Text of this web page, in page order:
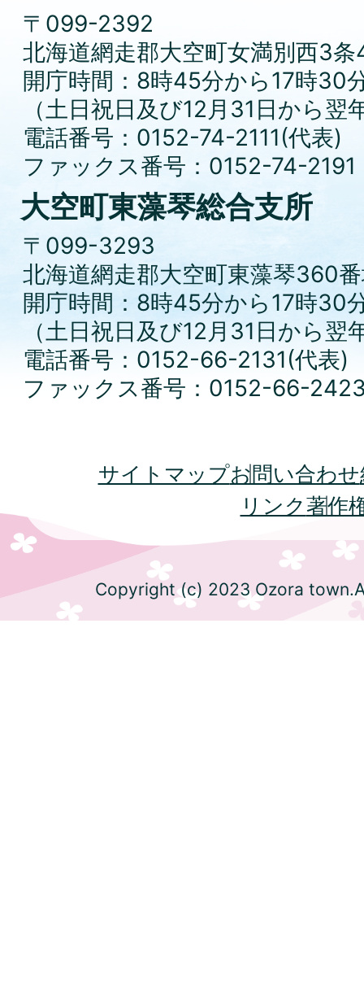
〒099-2392
北海道網走郡大空町女満別西3条
開庁時間：8時45分から17時30
（土日祝日及び12月31日から
電話番号：0152-74-2111(代表)
ファックス番号：0152-74-2191
大空町東藻琴総合支所
〒099-3293
北海道網走郡大空町東藻琴360
開庁時間：8時45分から17時30
（土日祝日及び12月31日から
電話番号：0152-66-2131(代表)
ファックス番号：0152-66-
サイトマップお問い合わせ
リンク著作
Copyright (c) 2023 Ozora